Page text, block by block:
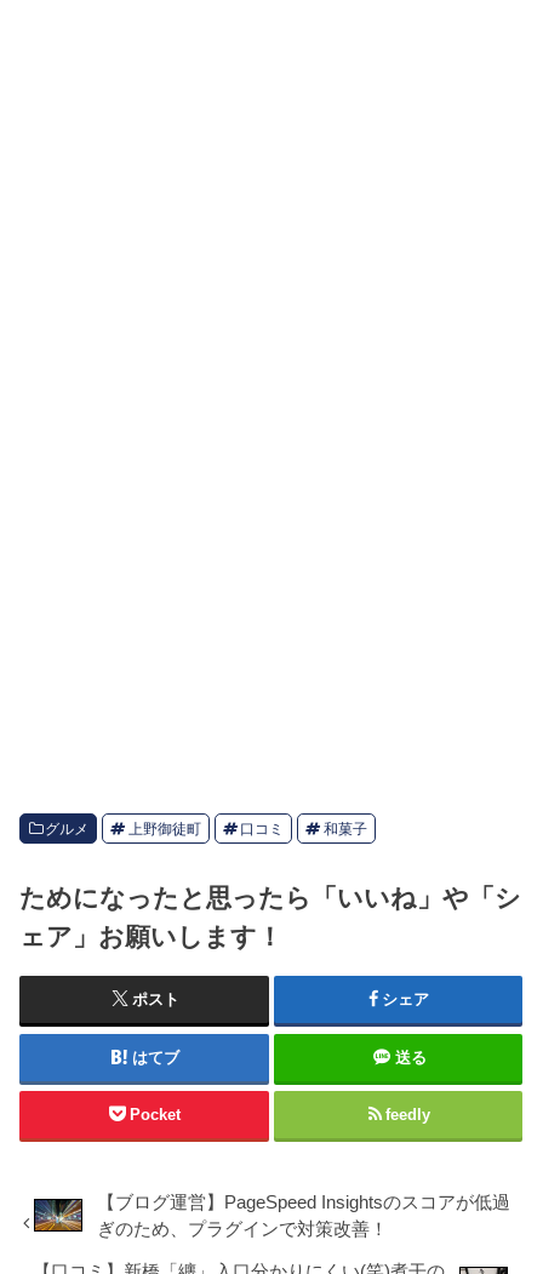
グルメ 上野御徒町 口コミ 和菓子
ためになったと思ったら「いいね」や「シ
ェア」お願いします！
ポスト シェア
はてブ 送る
Pocket feedly
【ブログ運営】PageSpeed Insightsのスコアが低過
ぎのため、プラグインで対策改善！